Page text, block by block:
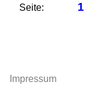
Seite: 1
Impressum